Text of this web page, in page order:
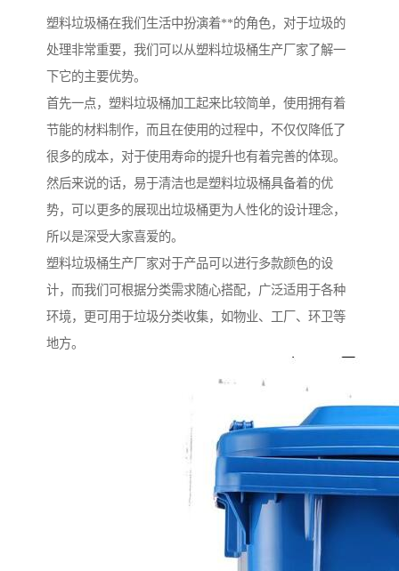
塑料垃圾桶在我们生活中扮演着**的角色，对于垃圾的
处理非常重要，我们可以从塑料垃圾桶生产厂家了解一
下它的主要优势。
首先一点，塑料垃圾桶加工起来比较简单，使用拥有着
节能的材料制作，而且在使用的过程中，不仅仅降低了
很多的成本，对于使用寿命的提升也有着完善的体现。
然后来说的话，易于清洁也是塑料垃圾桶具备着的优
势，可以更多的展现出垃圾桶更为人性化的设计理念，
所以是深受大家喜爱的。
塑料垃圾桶生产厂家对于产品可以进行多款颜色的设
计，而我们可根据分类需求随心搭配，广泛适用于各种
环境，更可用于垃圾分类收集，如物业、工厂、环卫等
地方。